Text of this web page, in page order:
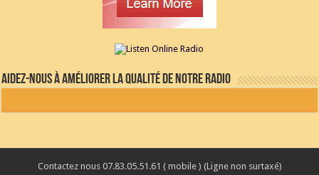
Aidez-nous à améliorer la qualité de notre radio
Contactez nous 07.83.05.51.61 ( mobile ) (Ligne non surtaxé)